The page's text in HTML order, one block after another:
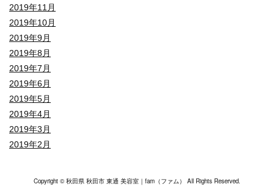
2019年11月
2019年10月
2019年9月
2019年8月
2019年7月
2019年6月
2019年5月
2019年4月
2019年3月
2019年2月
Copyright © 秋田県 秋田市 東通 美容室｜fam（ファム） All Rights Reserved.